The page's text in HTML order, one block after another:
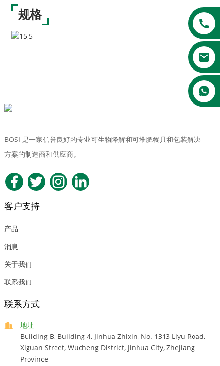
规格
BOSI 是一家信誉良好的专业可生物降解和可堆肥餐具和包装解决
方案的制造商和供应商。
客户支持
产品
消息
关于我们
联系我们
联系方式
地址
Building B, Building 4, Jinhua Zhixin, No. 1313 Liyu Road,
Xiguan Street, Wucheng District, Jinhua City, Zhejiang
Province